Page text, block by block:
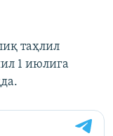
таҳлил
1 июлига